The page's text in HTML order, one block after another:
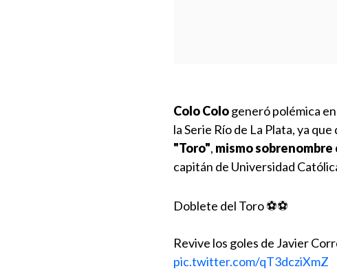
Colo Cologeneró polémica
la Serie Río de La Plata, ya
"Toro", mismo sobrenombre
capitán de Universidad
Doblete del Toro ⚽️⚽️
Revive los goles de Javier
pic.twitter.com/qT3dcziXmZ